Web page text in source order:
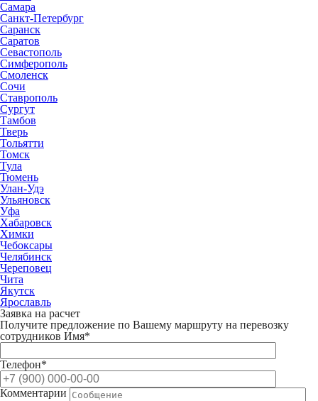
Самара
Санкт-Петербург
Саранск
Саратов
Севастополь
Симферополь
Смоленск
Сочи
Ставрополь
Сургут
Тамбов
Тверь
Тольятти
Томск
Тула
Тюмень
Улан-Удэ
Ульяновск
Уфа
Хабаровск
Химки
Чебоксары
Челябинск
Череповец
Чита
Якутск
Ярославль
Заявка на расчет
Получите предложение по Вашему маршруту на перевозку
сотрудников Имя*
Телефон*
Комментарии